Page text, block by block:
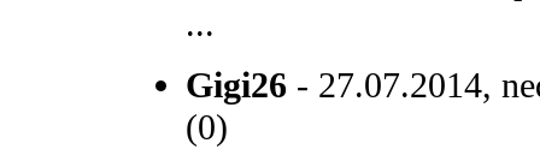
...
Gigi26 - 27.07.2014,
(0)